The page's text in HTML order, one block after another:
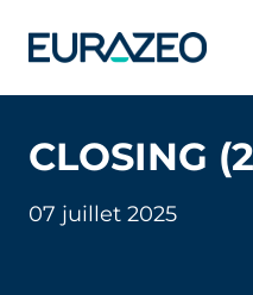
CLOSING
07 juillet 2025